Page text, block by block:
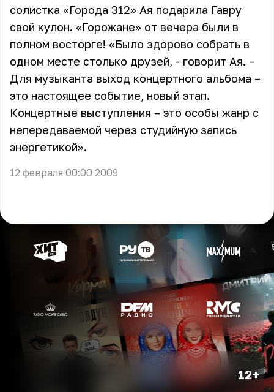
солистка «Города 312» Ая подарила Гавру
свой кулон. «Горожане» от вечера были в
полном восторге! «Было здорово собрать в
одном месте столько друзей, - говорит Ая. –
Для музыканта выход концертного альбома –
это настоящее событие, новый этап.
Концертные выступления – это особы жанр с
непередаваемой через студийную запись
энергетикой».
12 февраля 00:00 2009
12+